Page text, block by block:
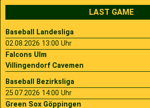
LAST GAME
Baseball Landesliga
02.08.2026 13:00 Uhr
Falcons Ulm
Villingendorf Cavemen
Baseball Bezirksliga
25.07.2026 14:00 Uhr
Green Sox Göppingen